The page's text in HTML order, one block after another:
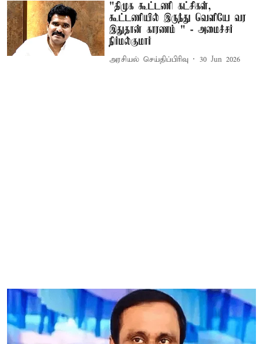
"திமுக கூட்டணி கட்சிகள்,
கூட்டணியில் இருந்து வெளியே வர
இதுதான் காரணம் " - அமைச்சர்
நிர்மல்குமார்
அரசியல் செய்திப்பிரிவு 30 Jun 2026